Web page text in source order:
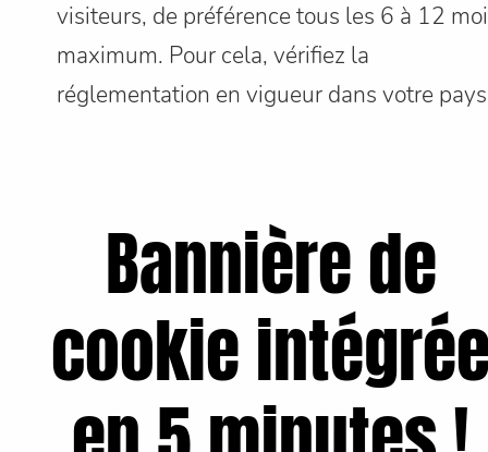
visiteurs, de préférence tous les 6 à 12
maximum. Pour cela, vérifiez la
réglementation en vigueur dans votre
Bannière de
cookie